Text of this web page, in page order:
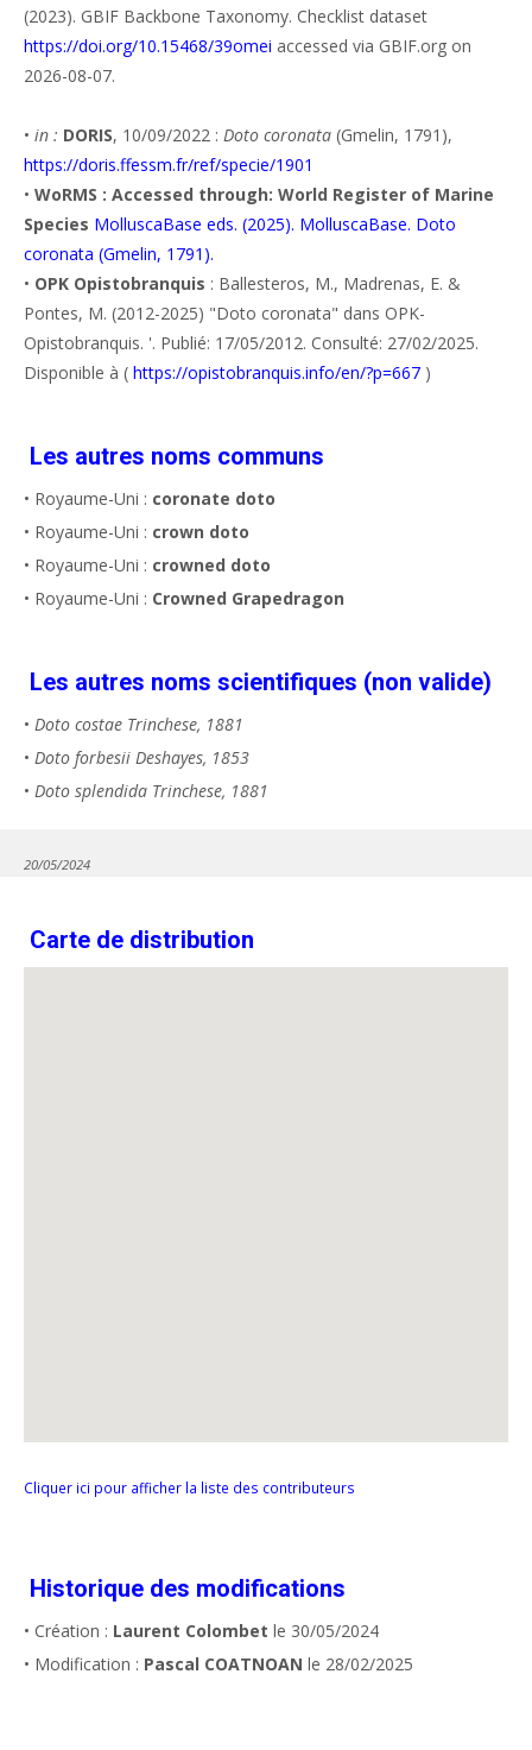
(2023). GBIF Backbone Taxonomy. Checklist dataset
https://doi.org/10.15468/39omei accessed via GBIF.org on
2026-08-07.
• in : DORIS, 10/09/2022 : Doto coronata (Gmelin, 1791),
https://doris.ffessm.fr/ref/specie/1901
• WoRMS : Accessed through: World Register of Marine
Species MolluscaBase eds. (2025). MolluscaBase. Doto
coronata (Gmelin, 1791).
• OPK Opistobranquis : Ballesteros, M., Madrenas, E. &
Pontes, M. (2012-2025) "Doto coronata" dans OPK-
Opistobranquis. '. Publié: 17/05/2012. Consulté: 27/02/2025.
Disponible à ( https://opistobranquis.info/en/?p=667 )
Les autres noms communs
• Royaume-Uni : coronate doto
• Royaume-Uni : crown doto
• Royaume-Uni : crowned doto
• Royaume-Uni : Crowned Grapedragon
Les autres noms scientifiques (non valide)
• Doto costae Trinchese, 1881
• Doto forbesii Deshayes, 1853
• Doto splendida Trinchese, 1881
20/05/2024
Carte de distribution
Cliquer ici pour afficher la liste des contributeurs
Historique des modifications
• Création : Laurent Colombet le 30/05/2024
• Modification : Pascal COATNOAN le 28/02/2025